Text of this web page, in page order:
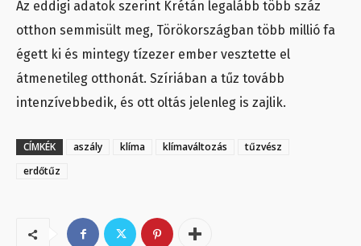
Az eddigi adatok szerint Krétán legalább több száz
otthon semmisült meg, Törökországban több millió fa
égett ki és mintegy tízezer ember vesztette el
átmenetileg otthonát. Szíriában a tűz tovább
intenzívebbedik, és ott oltás jelenleg is zajlik.
CÍMKÉK aszály klíma klímaváltozás
tűzvész
erdőtűz